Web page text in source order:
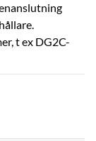
t ex DG2C-